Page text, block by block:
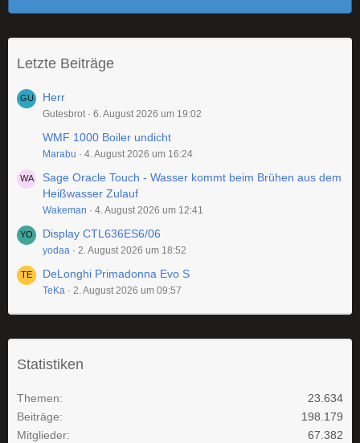
Letzte Beiträge
Herr
Gutesbrot 6. August 2026 um 19:02
WMF 1000 Boiler undicht
Marabu 4. August 2026 um 16:24
Sage Oracle Touch - Wasser kommt beim Brühen aus dem
Heißwasser Zulauf
Wakeman 4. August 2026 um 12:41
Display CTL636ES6/06
yodaa 2. August 2026 um 18:52
DeLonghi Primadonna Evo S
TeKa 2. August 2026 um 09:57
Statistiken
Themen
23.634
Beiträge
198.179
Mitglieder
67.382